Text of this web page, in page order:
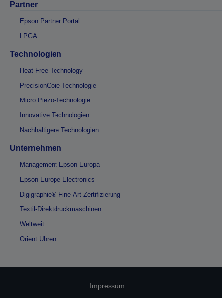
Partner
Epson Partner Portal
LPGA
Technologien
Heat-Free Technology
PrecisionCore-Technologie
Micro Piezo-Technologie
Innovative Technologien
Nachhaltigere Technologien
Unternehmen
Management Epson Europa
Epson Europe Electronics
Digigraphie® Fine-Art-Zertifizierung
Textil-Direktdruckmaschinen
Weltweit
Orient Uhren
Impressum